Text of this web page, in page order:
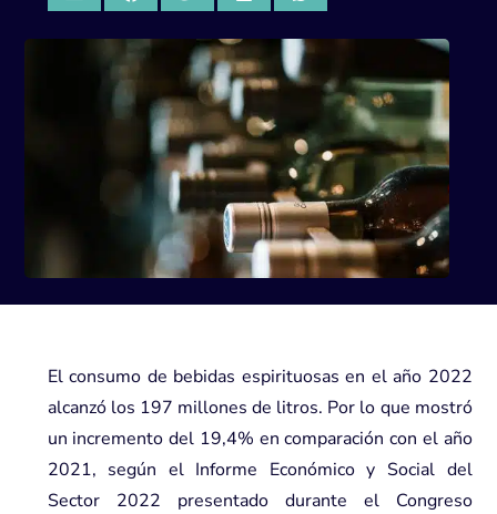
El consumo de bebidas espirituosas en el año 2022
alcanzó los 197 millones de litros. Por lo que mostró
un incremento del 19,4% en comparación con el año
2021, según el Informe Económico y Social del
Sector 2022 presentado durante el Congreso